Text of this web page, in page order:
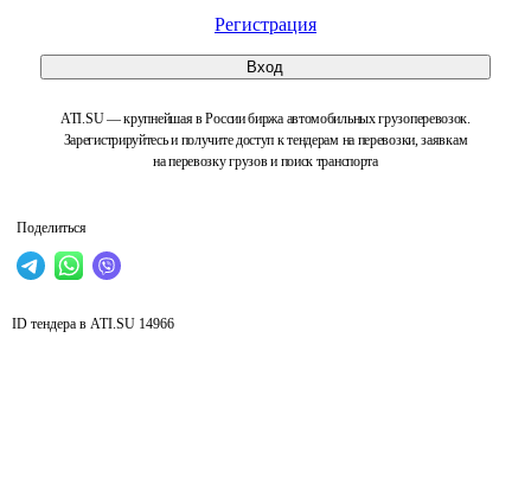
Регистрация
Вход
ATI.SU — крупнейшая в России биржа автомобильных грузоперевозок.
Зарегистрируйтесь и получите доступ к тендерам на перевозки, заявкам
на перевозку грузов и поиск транспорта
Поделиться
ID тендера в ATI.SU 14966